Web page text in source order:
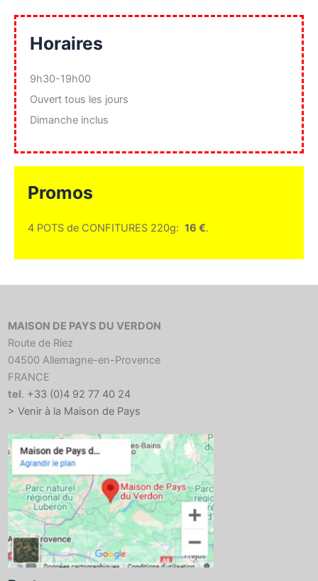
Horaires
9h30-19h00
Ouvert tous les jours
Dimanche inclus
Promos
4 POTS de CONFITURES 220g: 16 €.
MAISON DE PAYS DU VERDON
Route de Riez
04500 Allemagne-en-Provence
FRANCE
tel. +33 (0)4 92 77 40 24
> Venir à la Maison de Pays